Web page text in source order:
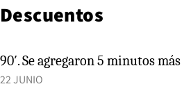
Descuentos
90′. Se agregaron 5 minutos
22 JUNIO